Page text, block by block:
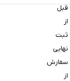
قبل
از
ثبت
نهایی
سفارش
از